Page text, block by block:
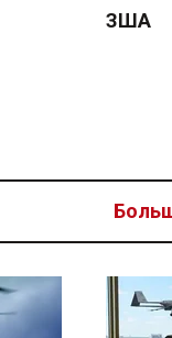
ЗША